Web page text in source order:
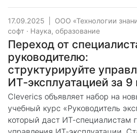
17.09.2025 ООО «Технологии
софт · Наука, образование
Переход от
руководителю:
структурируйте
ИТ-эксплуатацией за 9
Cleverics объявляет набор на
учебный курс «Руководитель
который даст ИТ-специалистам